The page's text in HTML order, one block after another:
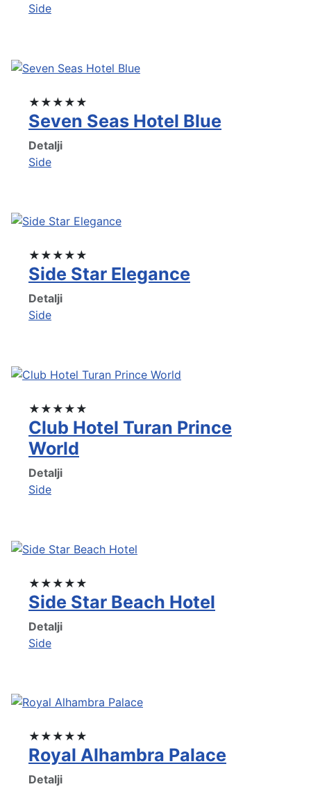
Side
★★★★★
Seven Seas Hotel Blue
Detalji
Side
★★★★★
Side Star Elegance
Detalji
Side
★★★★★
Club Hotel Turan Prince
World
Detalji
Side
★★★★★
Side Star Beach Hotel
Detalji
Side
★★★★★
Royal Alhambra Palace
Detalji